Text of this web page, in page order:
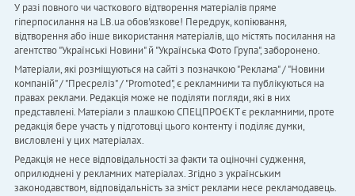
У разі повного чи часткового відтворення матеріалів пряме
гіперпосилання на LB.ua обов'язкове! Передрук, копіювання,
відтворення або інше використання матеріалів, що містять посилання на
агентство "Українськi Новини" й "Українська Фото Група", заборонено.
Матеріали, які розміщуються на сайті з позначкою "Реклама" / "Новини
компаній" / "Пресреліз" / "Promoted", є рекламними та публікуються на
правах реклами. Редакція може не поділяти погляди, які в них
представлені. Матеріали з плашкою СПЕЦПРОЄКТ є рекламними, проте
редакція бере участь у підготовці цього контенту і поділяє думки,
висловлені у цих матеріалах.
Редакція не несе відповідальності за факти та оціночні судження,
оприлюднені у рекламних матеріалах. Згідно з українським
законодавством, відповідальність за зміст реклами несе рекламодавець.